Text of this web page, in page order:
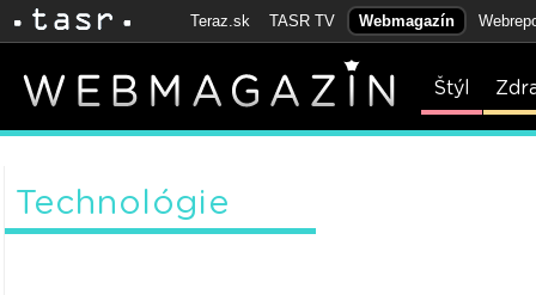
Teraz.sk TASR TV Webmagazín
Štýl
Technológie